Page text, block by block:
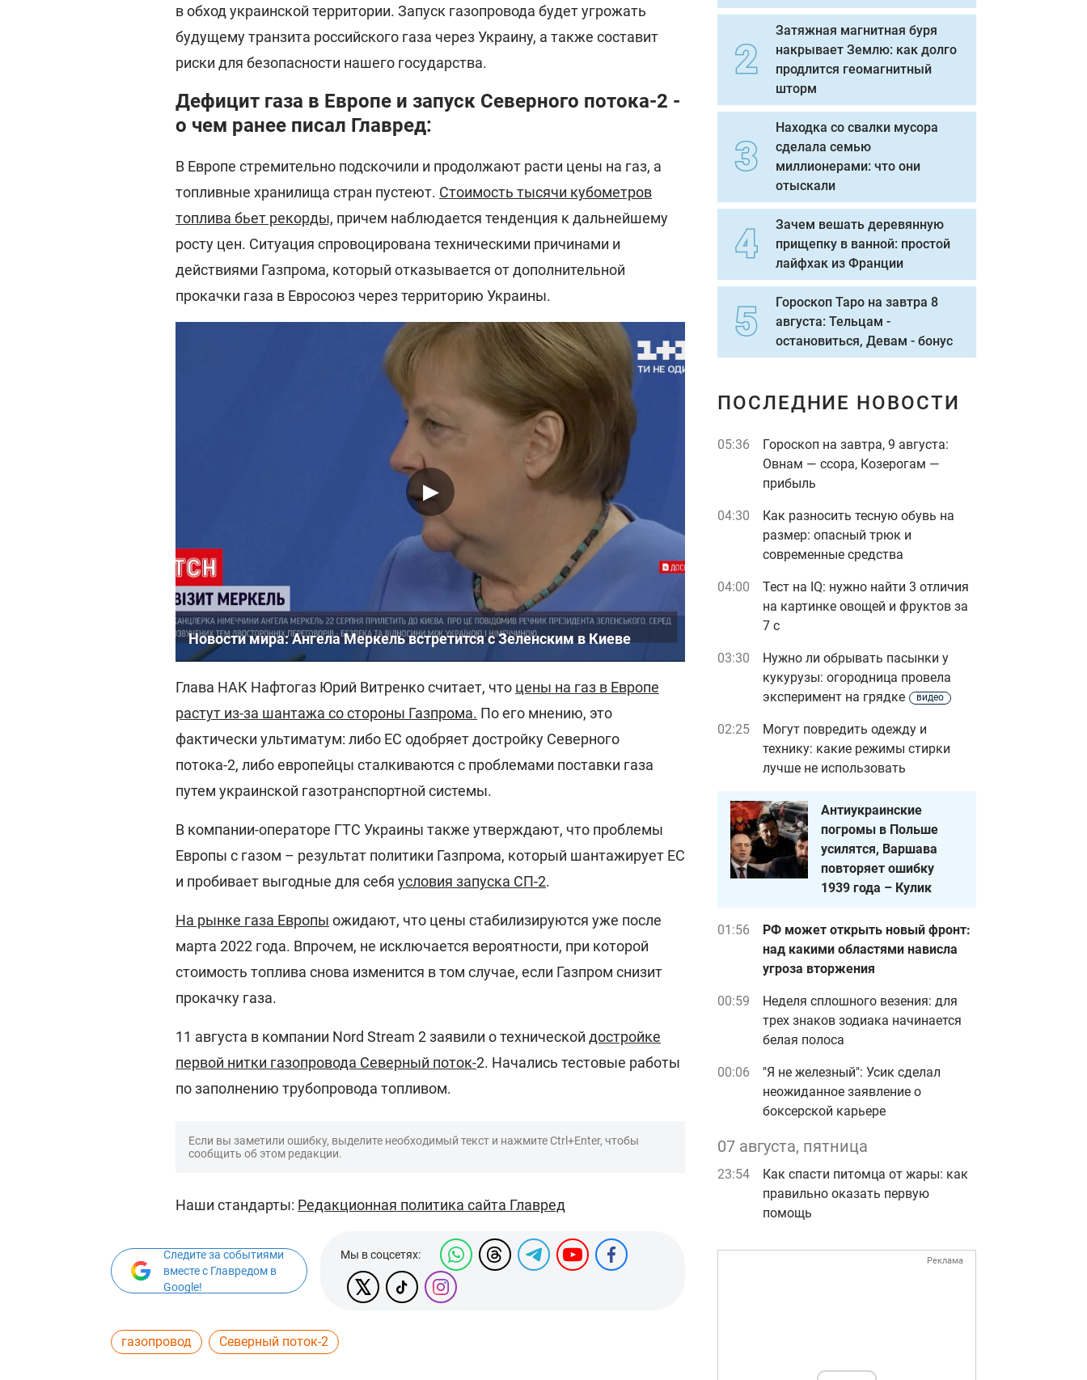
в обход украинской территории. Запуск газопровода будет угрожать
будущему транзита российского газа через Украину, а также составит
риски для безопасности нашего государства.
Дефицит газа в Европе и запуск Северного потока-2 -
о чем ранее писал Главред:
В Европе стремительно подскочили и продолжают расти цены на газ, а
топливные хранилища стран пустеют. Стоимость тысячи кубометров
топлива бьет рекорды, причем наблюдается тенденция к дальнейшему
росту цен. Ситуация спровоцирована техническими причинами и
действиями Газпрома, который отказывается от дополнительной
прокачки газа в Евросоюз через территорию Украины.
Новости мира: Ангела Меркель встретится с Зеленским в Киеве
Глава НАК Нафтогаз Юрий Витренко считает, что цены на газ в Европе
растут из-за шантажа со стороны Газпрома. По его мнению, это
фактически ультиматум: либо ЕС одобряет достройку Северного
потока-2, либо европейцы сталкиваются с проблемами поставки газа
путем украинской газотранспортной системы.
В компании-операторе ГТС Украины также утверждают, что проблемы
Европы с газом – результат политики Газпрома, который шантажирует ЕС
и пробивает выгодные для себя условия запуска СП-2.
На рынке газа Европы ожидают, что цены стабилизируются уже после
марта 2022 года. Впрочем, не исключается вероятности, при которой
стоимость топлива снова изменится в том случае, если Газпром снизит
прокачку газа.
11 августа в компании Nord Stream 2 заявили о технической достройке
первой нитки газопровода Северный поток-2. Начались тестовые работы
по заполнению трубопровода топливом.
Если вы заметили ошибку, выделите необходимый текст и нажмите Ctrl+Enter, чтобы
сообщить об этом редакции.
Наши стандарты: Редакционная политика сайта Главред
Следите за событиями
вместе с Главредом в
Google!
Мы в соцсетях:
газопровод Северный поток-2
Затяжная магнитная буря
накрывает Землю: как долго
продлится геомагнитный
шторм
Находка со свалки мусора
сделала семью
миллионерами: что они
отыскали
Зачем вешать деревянную
прищепку в ванной: простой
лайфхак из Франции
Гороскоп Таро на завтра 8
августа: Тельцам -
остановиться, Девам - бонус
ПОСЛЕДНИЕ НОВОСТИ
05:36
Гороскоп на завтра, 9 августа:
Овнам — ссора, Козерогам —
прибыль
04:30
Как разносить тесную обувь на
размер: опасный трюк и
современные средства
04:00
Тест на IQ: нужно найти 3 отличия
на картинке овощей и фруктов за
7 с
03:30
Нужно ли обрывать пасынки у
кукурузы: огородница провела
эксперимент на грядке
видео
02:25
Могут повредить одежду и
технику: какие режимы стирки
лучше не использовать
Антиукраинские
погромы в Польше
усилятся, Варшава
повторяет ошибку
1939 года – Кулик
01:56
РФ может открыть новый фронт:
над какими областями нависла
угроза вторжения
00:59
Неделя сплошного везения: для
трех знаков зодиака начинается
белая полоса
00:06
"Я не железный": Усик сделал
неожиданное заявление о
боксерской карьере
07 августа, пятница
23:54
Как спасти питомца от жары: как
правильно оказать первую
помощь
Реклама